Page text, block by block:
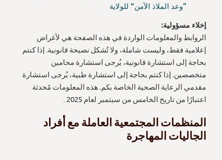
“وعد الملاذ الآمن” للولاية
إخلاء مسؤولية:
الروابط والمعلومات الواردة في هذه الصفحة هي لأغراض
إعلامية فقط، وليست شاملة، ولا تُشكل نصيحة قانونية. إذا كنتم
بحاجة إلى استشارة قانونية، يُرجى استشارة محامين
متخصصين. إذا كنتم بحاجة إلى استشارة طبية، يُرجى استشارة
مقدمي الرعاية الصحية الخاصة بكم. هذه المعلومات مُحدثة
اعتبارًا من تاريخ الخامس من سبتمبر لعام 2025۔
المنظمات المجتمعية العاملة مع أفراد
الجاليات المهاجرة